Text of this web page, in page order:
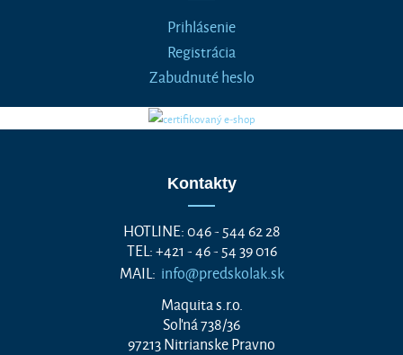
Prihlásenie
Registrácia
Zabudnuté heslo
Kontakty
HOTLINE: 046 - 544 62 28
TEL: +421 - 46 - 54 39 016
MAIL: info@predskolak.sk
Maquita s.r.o.
Soľná 738/36
97213 Nitrianske Pravno